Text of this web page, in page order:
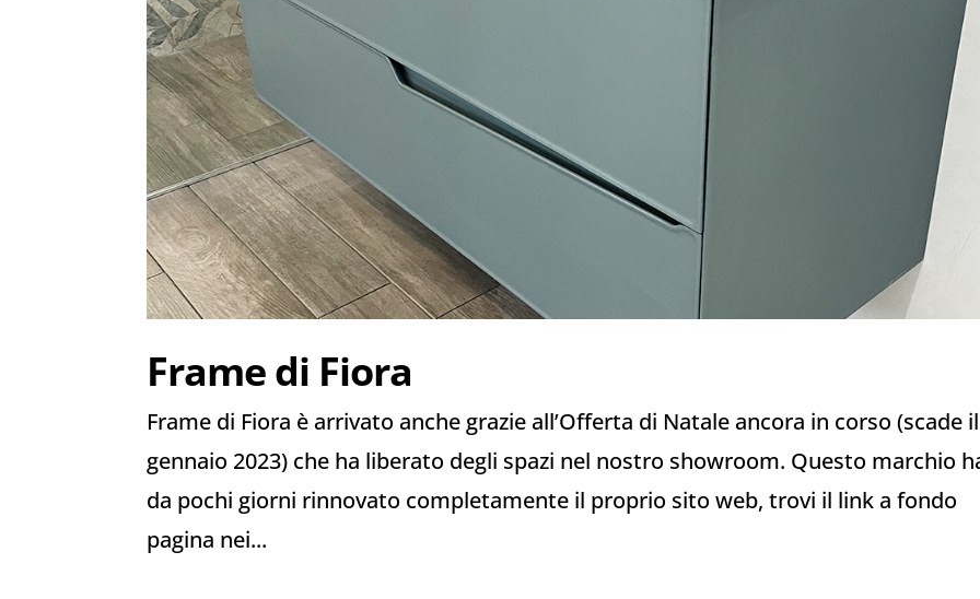
Frame di Fiora
Frame di Fiora è arrivato anche grazie all’Offerta di Natale ancora in corso (scade
gennaio 2023) che ha liberato degli spazi nel nostro showroom. Questo marchio
da pochi giorni rinnovato completamente il proprio sito web, trovi il link a fondo
pagina nei...